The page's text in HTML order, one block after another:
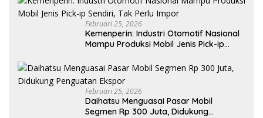
Februari 25, 2026
Kemenperin: Industri Otomotif Nasional
Mampu Produksi Mobil Jenis Pick-ip
Februari 25, 2026
Daihatsu Menguasai Pasar Mobil
Segmen Rp 300 Juta, Didukung